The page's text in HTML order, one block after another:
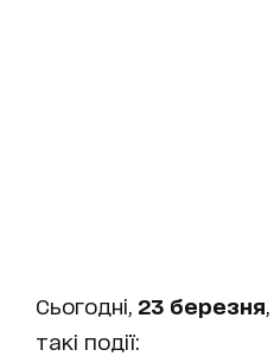
Сьогодні, 23 березня
такі події: